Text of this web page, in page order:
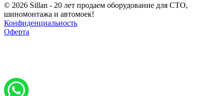
© 2026 Sillan - 20 лет продаем оборудование для СТО,
шиномонтажа и автомоек!
Конфиденциальность
Оферта